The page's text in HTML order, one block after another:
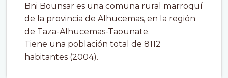
Bni Bounsar es una comuna rural marroquí
de la provincia de Alhucemas, en la región
de Taza-Alhucemas-Taounate.
Tiene una población total de 8112
habitantes (2004).